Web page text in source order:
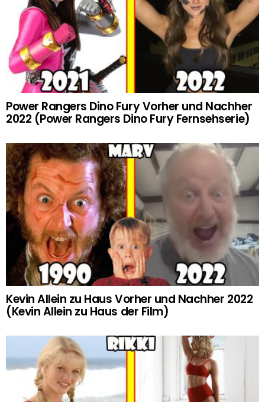
Power Rangers Dino Fury Vorher und Nachher
2022 (Power Rangers Dino Fury Fernsehserie)
Kevin Allein zu Haus Vorher und Nachher 2022
(Kevin Allein zu Haus der Film)